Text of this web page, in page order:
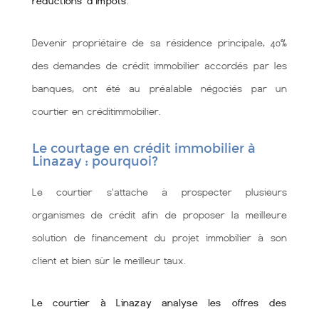
Devenir propriétaire de sa résidence principale, 40%
des demandes de crédit immobilier accordés par les
banques, ont été au préalable négociés par un
courtier en créditimmobilier.
Le courtage en crédit immobilier à
Linazay : pourquoi?
Le courtier s'attache à prospecter plusieurs
organismes de crédit afin de proposer la meilleure
solution de financement du projet immobilier à son
client et bien sùr le meilleur taux.
Le courtier à Linazay analyse les offres des